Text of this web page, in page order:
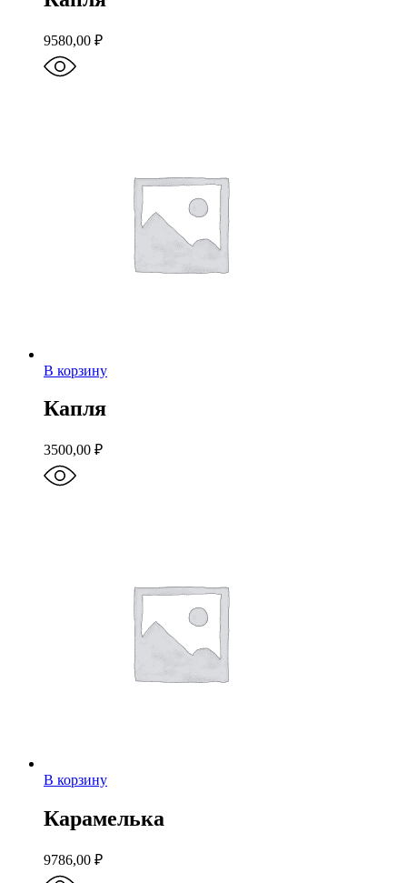
9580,00 ₽
В корзину
Капля
3500,00 ₽
В корзину
Карамелька
9786,00 ₽